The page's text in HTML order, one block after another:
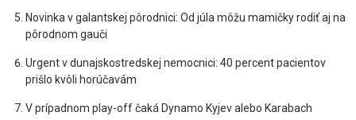
Novinka v galantskej pôrodnici: Od júla môžu mamičky rodiť aj na
pôrodnom gauči
Urgent v dunajskostredskej nemocnici: 40 percent pacientov
prišlo kvôli horúčavám
V prípadnom play-off čaká Dynamo Kyjev alebo Karabach